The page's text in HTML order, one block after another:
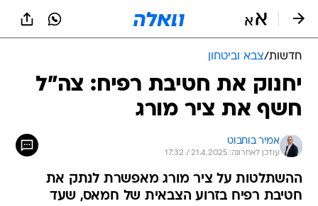
חדשות/צבא וביטחון
יחנוק את חטיבת רפיח: צה"ל
חשף את ציר מורג
אמיר בוחבוט
עודכן לאחרונה: 21.4.2025 / 17:32
ההשתלטות על ציר מורג מאפשרת לנתק את
חטיבת רפיח בזרוע הצבאית של חמאס, שעד